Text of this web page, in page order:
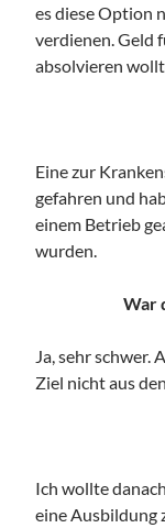
es diese Option
verdienen. Geld
absolvieren
Eine zur
gefahren und
einem Betrieb
wurden.
War
Ja, sehr schwer.
Ziel nicht aus
Ich wollte
eine Ausbildung